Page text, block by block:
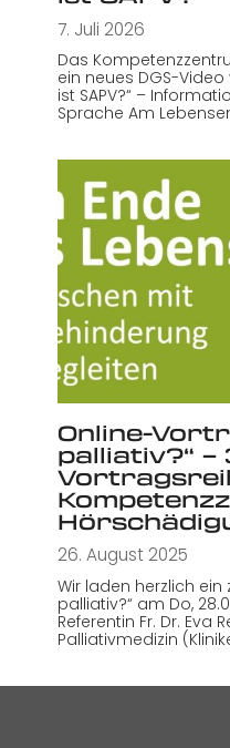
7. Juli 2026
Das
ein neues DGS-
ist SAPV?“ –
Sprache Am
Online-
palliativ?“ –
26. August 2025
Wir laden herzlich ein
palliativ?“ am Do,
Referentin Fr. Dr. Eva
Palliativmedizin